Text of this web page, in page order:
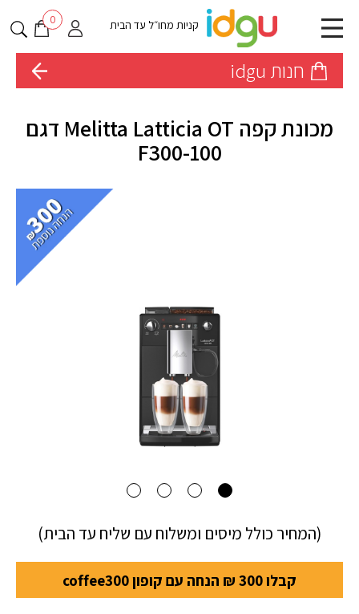
קניות מחו״ל עד הבית 0
חנות idgu
מכונת קפה Melitta Latticia OT דגם
F300-100
(המחיר כולל מיסים ומשלוח עם שליח עד הבית)
קבלו 300 ₪ הנחה עם קופון coffee300